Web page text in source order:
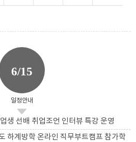
6/15
일정안내
생 선배 취업조언 인터뷰 특강 운영
하계방학 온라인 직무부트캠프 참가학